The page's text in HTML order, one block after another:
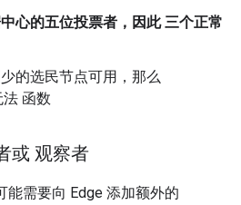
心的五位投票者，因此 三个正常
的选民节点可用，那么
函数
或 观察者
能需要向 Edge 添加额外的